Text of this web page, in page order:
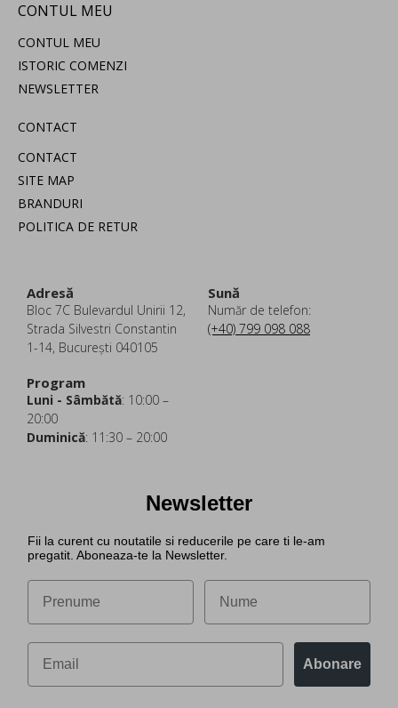
CONTUL MEU
CONTUL MEU
ISTORIC COMENZI
NEWSLETTER
CONTACT
CONTACT
SITE MAP
BRANDURI
POLITICA DE RETUR
Adresă
Bloc 7C Bulevardul Unirii 12,
Strada Silvestri Constantin
1-14, București 040105
Sună
Număr de telefon:
(+40) 799 098 088
Program
Luni - Sâmbătă: 10:00 –
20:00
Duminică: 11:30 – 20:00
Newsletter
Fii la curent cu noutatile si reducerile pe care ti le-am
pregatit. Aboneaza-te la Newsletter.
Abonare